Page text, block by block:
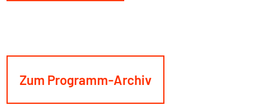
Zum Programm-Archiv